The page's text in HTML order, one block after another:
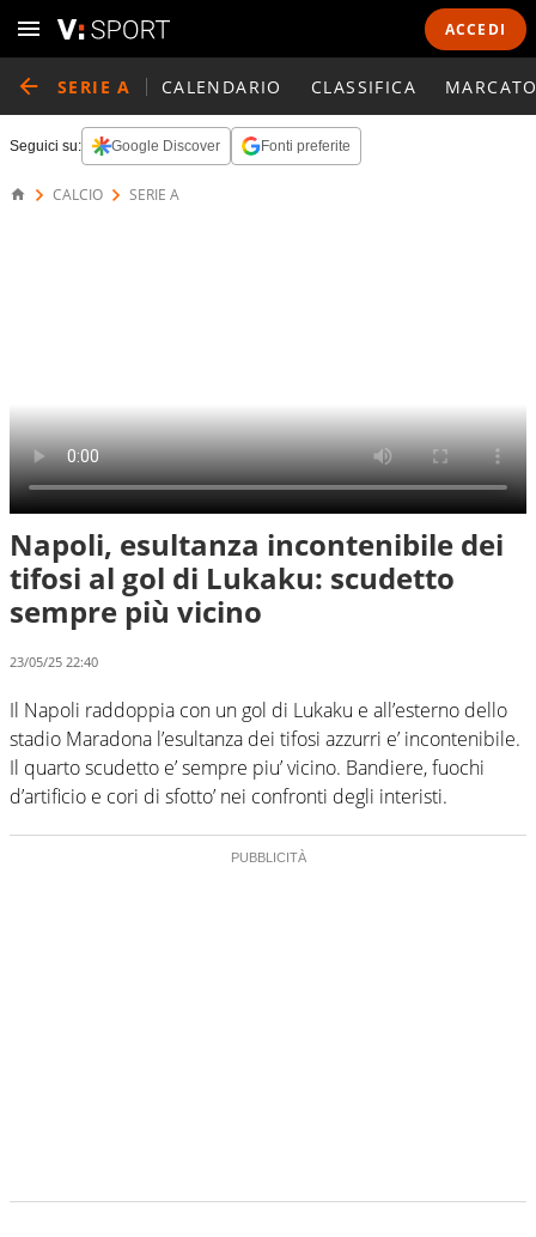
ACCEDI
SERIE A CALENDARIO CLASSIFICA
Seguici su: Google Discover Fonti preferite
CALCIO SERIE A
Napoli, esultanza incontenibile dei
tifosi al gol di Lukaku: scudetto
sempre più vicino
23/05/25 22:40
Il Napoli raddoppia con un gol di Lukaku e all’esterno dello
stadio Maradona l’esultanza dei tifosi azzurri e’ incontenibile.
Il quarto scudetto e’ sempre piu’ vicino. Bandiere, fuochi
d’artificio e cori di sfotto’ nei confronti degli interisti.